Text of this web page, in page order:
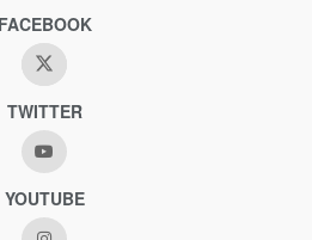
FACEBOOK
TWITTER
YOUTUBE